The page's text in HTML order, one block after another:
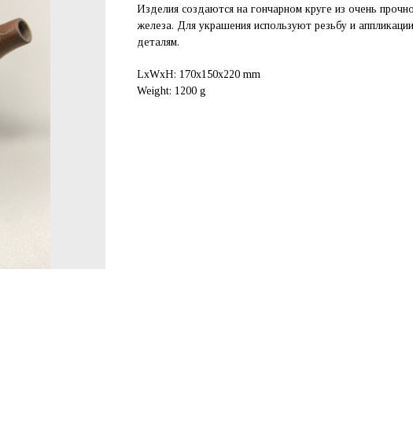
Изделия создаются на гончарном круге из очень
железа. Для украшения используют резьбу и
деталям.
LxWxH: 170x150x220 mm
Weight: 1200 g